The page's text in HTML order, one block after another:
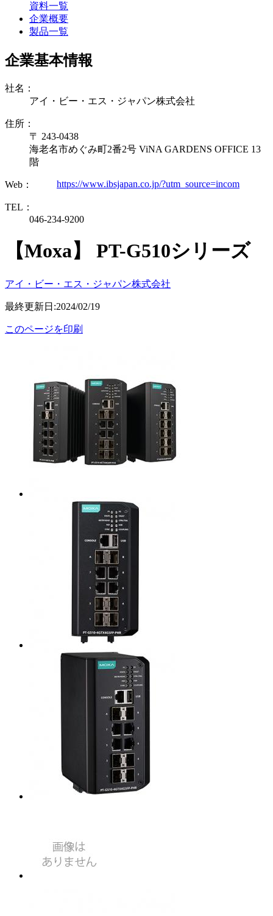
資料一覧
企業概要
製品一覧
企業基本情報
社名：
アイ・ビー・エス・ジャパン株式会社
住所：
〒 243-0438
海老名市めぐみ町2番2号 ViNA GARDENS OFFICE 13
階
Web： https://www.ibsjapan.co.jp/?utm_source=incom
TEL：
046-234-9200
【Moxa】 PT-G510シリーズ
アイ・ビー・エス・ジャパン株式会社
最終更新日:2024/02/19
このページを印刷